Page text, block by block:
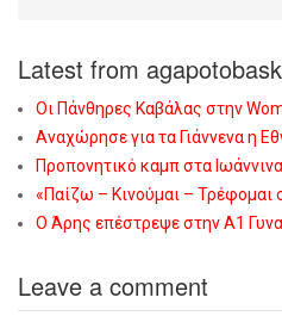
Latest from
Οι Πάνθηρες Καβάλας στην
Αναχώρησε για τα Γιάννενα η
Προπονητικό καμπ στα
«Παίζω – Κινούμαι – Τρέφομαι
Ο Άρης επέστρεψε στην Α1
Leave a comment